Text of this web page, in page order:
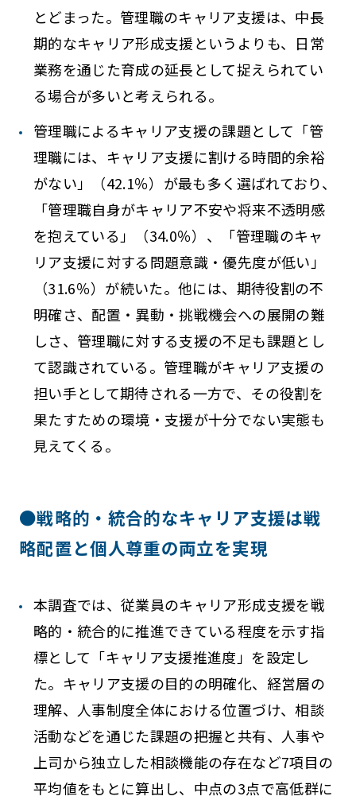
とどまった。管理職のキャリア支援は、中長
期的なキャリア形成支援というよりも、日常
業務を通じた育成の延長として捉えられてい
る場合が多いと考えられる。
管理職によるキャリア支援の課題として「管
理職には、キャリア支援に割ける時間的余裕
がない」（42.1％）が最も多く選ばれており、
「管理職自身がキャリア不安や将来不透明感
を抱えている」（34.0％）、「管理職のキャ
リア支援に対する問題意識・優先度が低い」
（31.6％）が続いた。他には、期待役割の不
明確さ、配置・異動・挑戦機会への展開の難
しさ、管理職に対する支援の不足も課題とし
て認識されている。管理職がキャリア支援の
担い手として期待される一方で、その役割を
果たすための環境・支援が十分でない実態も
見えてくる。
●戦略的・統合的なキャリア支援は戦
略配置と個人尊重の両立を実現
本調査では、従業員のキャリア形成支援を戦
略的・統合的に推進できている程度を示す指
標として「キャリア支援推進度」を設定し
た。キャリア支援の目的の明確化、経営層の
理解、人事制度全体における位置づけ、相談
活動などを通じた課題の把握と共有、人事や
上司から独立した相談機能の存在など7項目の
平均値をもとに算出し、中点の3点で高低群に